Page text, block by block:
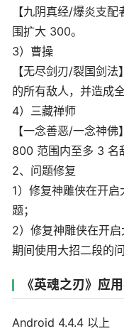
【九阴真经/爆炎支
围扩大 300。
3）曹操
【无尽剑刃/裂国剑
的所有敌人，并造成全
4）三藏禅师
【一念善恶/一念神
800 范围内至多 3 名
2、问题修复
1）修复神雕侠在开
题；
2）修复神雕侠在开
期间使用大招二段的问
《英魂之刃》应
Android 4.4.4 以上